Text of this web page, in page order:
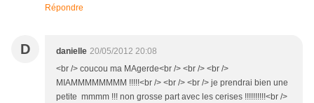
Répondre
D danielle 20/05/2012 20:08
<br /> coucou ma MAgerde<br /> <br /> <br />
MIAMMMMMMMM !!!!!<br /> <br /> <br /> je prendrai bien une
petite mmmm !!! non grosse part avec les cerises !!!!!!!!!!<br />